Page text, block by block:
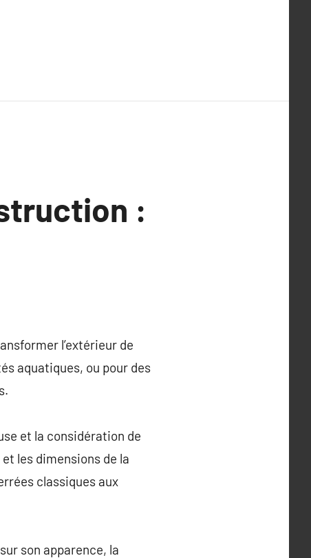
:
l’extérieur de
aquatiques, ou pour des
et la considération de
les dimensions de la
classiques aux
son apparence, la